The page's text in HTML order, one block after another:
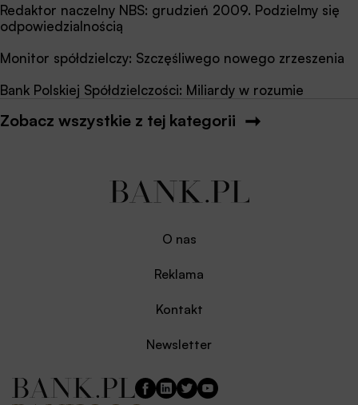
Redaktor naczelny NBS: grudzień 2009. Podzielmy się
odpowiedzialnością
Monitor spółdzielczy: Szczęśliwego nowego zrzeszenia
Bank Polskiej Spółdzielczości: Miliardy w rozumie
Zobacz wszystkie z tej kategorii
O nas
Reklama
Kontakt
Newsletter